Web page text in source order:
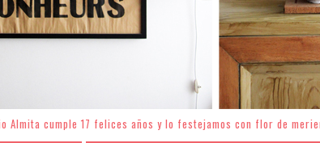
Almita cumple 17 felices años y lo festejamos con flor de